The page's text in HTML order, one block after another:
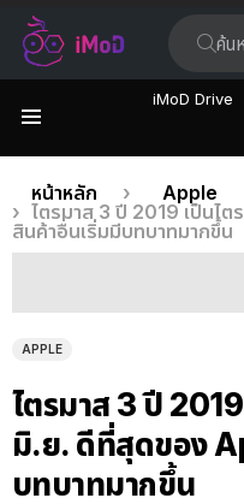
iMoD Drive
เรื่อง
ล่าสุด
คุณอยู่ที่นี่:
หน้าหลัก
Apple
ไตรมาส 3 ปี 2019 เป็นไ
สินค้าอื่นเริ่มมีบทบาทมากขึ้น
APPLE
ไตรมาส 3 ปี
มิ.ย. ดีที่สุดของ
บทบาทมากขึ้น